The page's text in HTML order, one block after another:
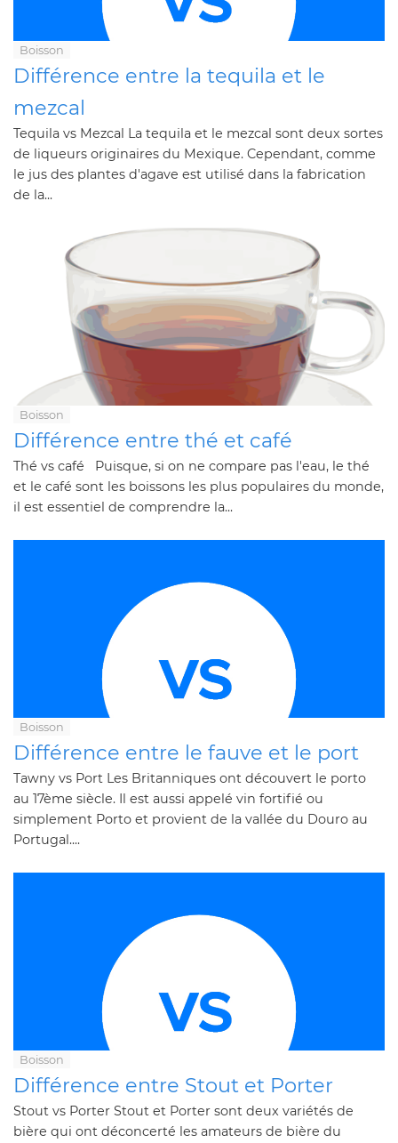
Boisson
Différence entre la tequila et le
mezcal
Tequila vs Mezcal La tequila et le mezcal sont deux sortes
de liqueurs originaires du Mexique. Cependant, comme
le jus des plantes d'agave est utilisé dans la fabrication
de la...
Boisson
Différence entre thé et café
Thé vs café Puisque, si on ne compare pas l'eau, le thé
et le café sont les boissons les plus populaires du monde,
il est essentiel de comprendre la...
Boisson
Différence entre le fauve et le port
Tawny vs Port Les Britanniques ont découvert le porto
au 17ème siècle. Il est aussi appelé vin fortifié ou
simplement Porto et provient de la vallée du Douro au
Portugal....
Boisson
Différence entre Stout et Porter
Stout vs Porter Stout et Porter sont deux variétés de
bière qui ont déconcerté les amateurs de bière du